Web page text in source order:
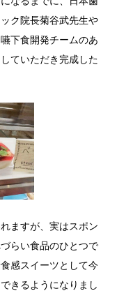
ク院長菊谷武先生や
下食開発チームのあ
ていただき完成した
ますが、実はスポン
らい食品のひとつで
感スイーツとして今
きるようになりまし